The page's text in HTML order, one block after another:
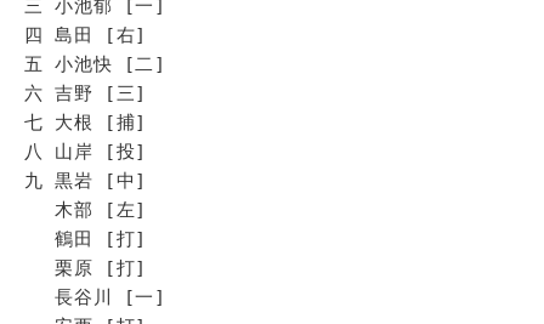
三 小池郁 [一]
四 島田 [右]
五 小池快 [二]
六 吉野 [三]
七 大根 [捕]
八 山岸 [投]
九 黒岩 [中]
木部 [左]
鶴田 [打]
栗原 [打]
長谷川 [一]